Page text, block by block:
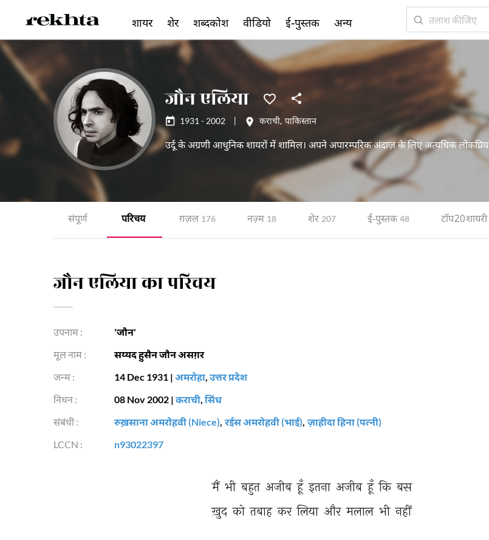
जौन एलिया
1931 - 2002 कराची, पाकिस्तान
उर्दू के अग्रणी आधुनिक शायरों में शामिल। अपने अपारम्परिक अंदाज़ के लिए अत्यधिक लोकप्रिय
संपूर्ण परिचय ग़ज़ल 176 नज़्म 18 शेर 207 ई-पुस्तक 48 टॉप 20 शायरी
जौन एलिया का परिचय
उपनाम :
'जौन'
मूल नाम :
सय्यद हुसैन जौन असग़र
जन्म :
14 Dec 1931 | अमरोहा, उत्तर प्रदेश
निधन :
08 Nov 2002 | कराची, सिंध
संबंधी :
रुख़साना अमरोहवी (Niece), रईस अमरोहवी (भाई), ज़ाहीदा हिना (पत्नी)
LCCN :
n93022397
मैं भी बहुत अजीब हूँ इतना अजीब हूँ कि बस
ख़ुद को तबाह कर लिया और मलाल भी नहीं
शायर शेर शब्दकोश वीडियो ई-पुस्तक अन्य